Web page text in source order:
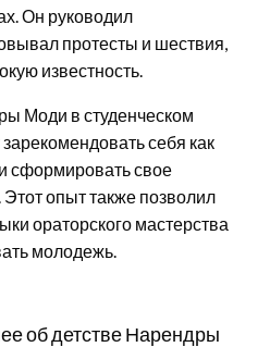
Он руководил
протесты и шествия,
известность.
Моди в студенческом
себя как
сформировать свое
опыт также позволил
ораторского мастерства
молодежь.
об детстве Нарендры